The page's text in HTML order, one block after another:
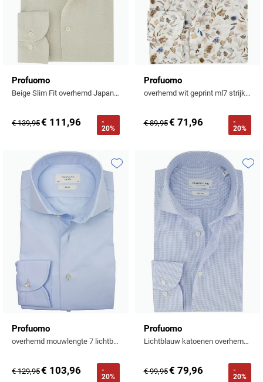
Profuomo
Beige Slim Fit overhemd Japanse Knitted
€ 139,95€ 111,96
-
20%
Profuomo
overhemd wit geprint ml7 strijkvrij
€ 89,95€ 71,96
-
20%
Profuomo
overhemd mouwlengte 7 lichtblauw effen katoen slim fit
€ 129,95€ 103,96
-
20%
Toevoegen aan favorieten
Profuomo
Lichtblauw katoenen overhemd Slim Fit mouwlengte 7
€ 99,95€ 79,96
-
20%